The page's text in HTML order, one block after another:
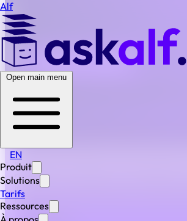
Alf
Open main menu
EN
Produit
Solutions
Tarifs
Ressources
BACK TO ALL FAQS
panne ?
Nous avons mis en place un plan de
centres de données européens
sauvegardes régulières. Cela signifie
restent ininterrompues et que, dans le
incident, nos systèmes sont conçus pour
rapidement les services avec un